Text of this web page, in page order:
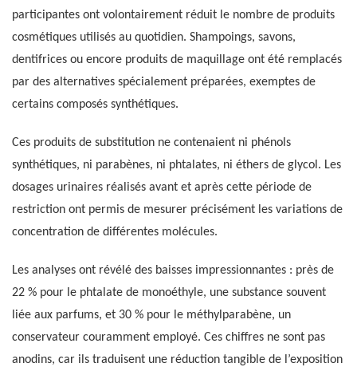
participantes ont volontairement réduit le nombre de produits
cosmétiques utilisés au quotidien. Shampoings, savons,
dentifrices ou encore produits de maquillage ont été remplacés
par des alternatives spécialement préparées, exemptes de
certains composés synthétiques.
Ces produits de substitution ne contenaient ni phénols
synthétiques, ni parabènes, ni phtalates, ni éthers de glycol. Les
dosages urinaires réalisés avant et après cette période de
restriction ont permis de mesurer précisément les variations de
concentration de différentes molécules.
Les analyses ont révélé des baisses impressionnantes : près de
22 % pour le phtalate de monoéthyle, une substance souvent
liée aux parfums, et 30 % pour le méthylparabène, un
conservateur couramment employé. Ces chiffres ne sont pas
anodins, car ils traduisent une réduction tangible de l’exposition